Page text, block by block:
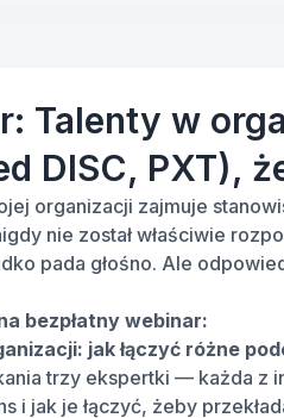
Talenty w
DISC, PXT),
organizacji zajmuje
nie został właściwie
pada głośno. Ale
bezpłatny webinar:
jak łączyć różne
trzy ekspertki — każda z
i jak je łączyć, żeby